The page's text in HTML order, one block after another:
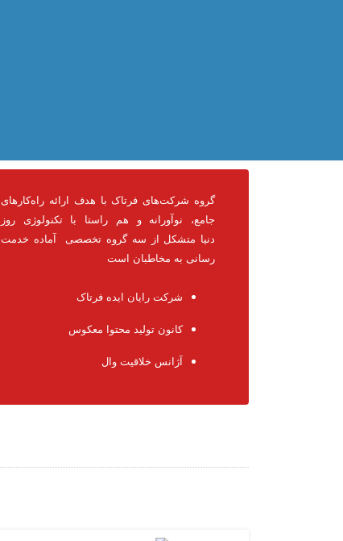
گروه شرکت‌های فرتاک با هدف ارائه راه‌کارهای
جامع، نوآورانه و هم راستا با تکنولوژی روز
دنیا متشکل از سه گروه تخصصی آماده خدمت
رسانی به مخاطبان است
شرکت رایان ایده فرتاک
کانون تولید محتوا معکوس
آژانس خلاقیت وال